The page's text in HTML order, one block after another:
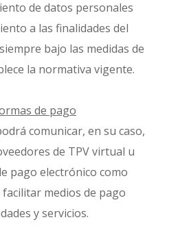
de datos personales
a las finalidades del
bajo las medidas de
la normativa vigente.
de pago
comunicar, en su caso,
de TPV virtual u
pago electrónico como
facilitar medios de pago
y servicios.